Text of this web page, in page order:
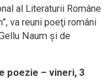
al Literaturii Române
va reuni poeţi români
Naum şi de
poezie – vineri, 3